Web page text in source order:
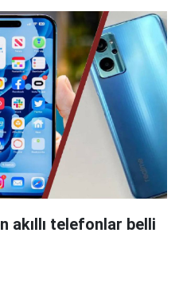
akıllı telefonlar belli